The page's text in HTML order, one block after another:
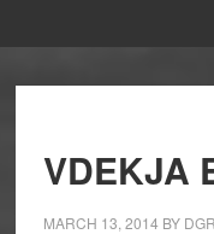
VDEKJA
MARCH 13, 2014 BY